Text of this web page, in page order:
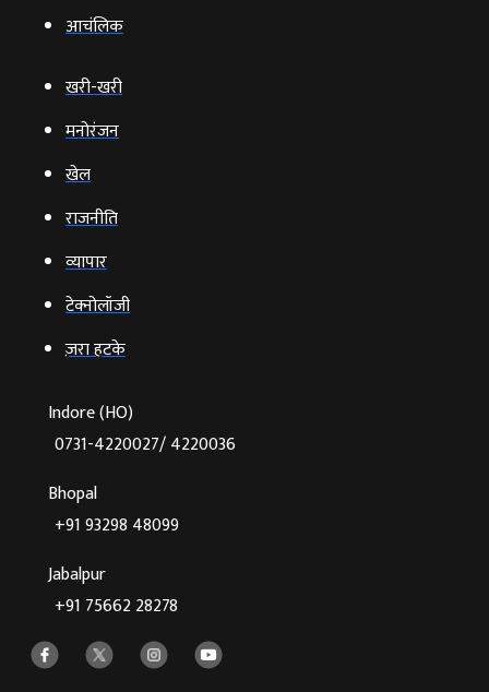
आचंलिक
खरी-खरी
मनोरंजन
खेल
राजनीति
व्‍यापार
टेक्‍नोलॉजी
ज़रा हटके
Indore (HO)
0731-4220027/ 4220036
Bhopal
+91 93298 48099
Jabalpur
+91 75662 28278